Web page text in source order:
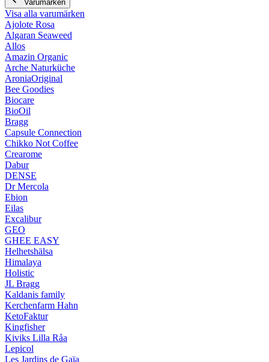
Varumärken
Visa alla varumärken
Ajolote Rosa
Algaran Seaweed
Allos
Amazin Organic
Arche Naturküche
AroniaOriginal
Bee Goodies
Biocare
BioOil
Bragg
Capsule Connection
Chikko Not Coffee
Crearome
Dabur
DENSE
Dr Mercola
Ebion
Eilas
Excalibur
GEO
GHEE EASY
Helhetshälsa
Himalaya
Holistic
JL Bragg
Kaldanis family
Kerchenfarm Hahn
KetoFaktur
Kingfisher
Kiviks Lilla Råa
Lepicol
Les Jardins de Gaïa